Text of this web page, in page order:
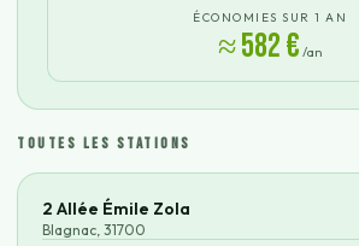
ÉCONOMIES SUR 1 AN
≈582€ /an
TOUTES LES STATIONS
2 Allée Émile Zola
Blagnac, 31700